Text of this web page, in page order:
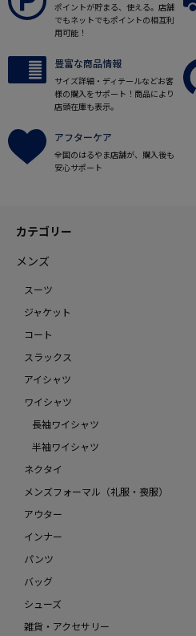
ポイントが貯まる、使える。店舗
でもネットでもポイントの相互利
用可能！
豊富な商品情報
サイズ詳細・ディテールなどお客
様の購入をサポート！商品により
店頭在庫も表示。
アフターケア
全国のはるやま店舗が、購入後も
安心サポート
カテゴリー
メンズ
スーツ
ジャケット
コート
スラックス
アイシャツ
ワイシャツ
長袖ワイシャツ
半袖ワイシャツ
ネクタイ
メンズフォーマル（礼服・喪服）
アウター
インナー
パンツ
バッグ
シューズ
雑貨・アクセサリー